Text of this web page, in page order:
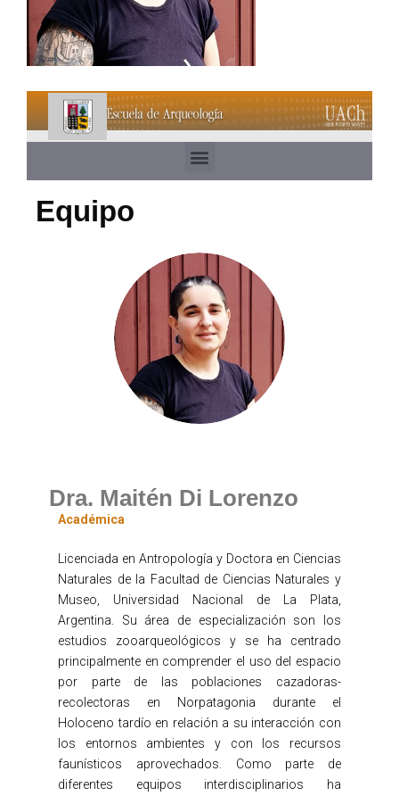
Equipo
Dra. Maitén Di Lorenzo
Académica
Licenciada en Antropología y Doctora en Ciencias
Naturales de la Facultad de Ciencias Naturales y
Museo, Universidad Nacional de La Plata,
Argentina. Su área de especialización son los
estudios zooarqueológicos y se ha centrado
principalmente en comprender el uso del espacio
por parte de las poblaciones cazadoras-
recolectoras en Norpatagonia durante el
Holoceno tardío en relación a su interacción con
los entornos ambientes y con los recursos
faunísticos aprovechados. Como parte de
diferentes equipos interdisciplinarios ha